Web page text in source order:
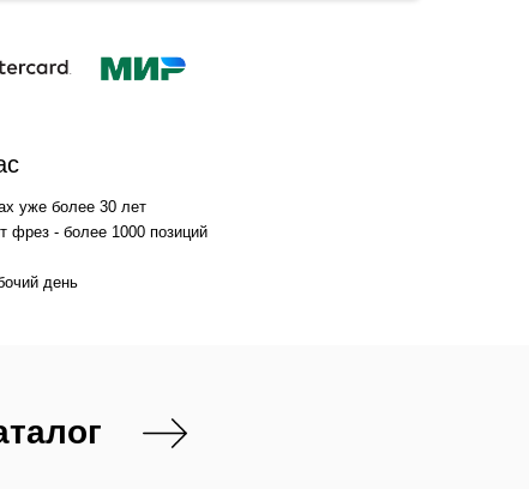
уже более 30 лет
фрез - более 1000 позиций
день